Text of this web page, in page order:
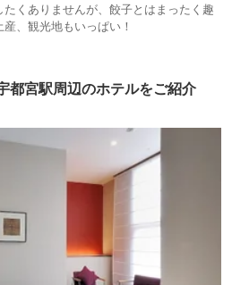
くありませんが、餃子とはまったく趣
、観光地もいっぱい！
都宮駅周辺のホテルをご紹介